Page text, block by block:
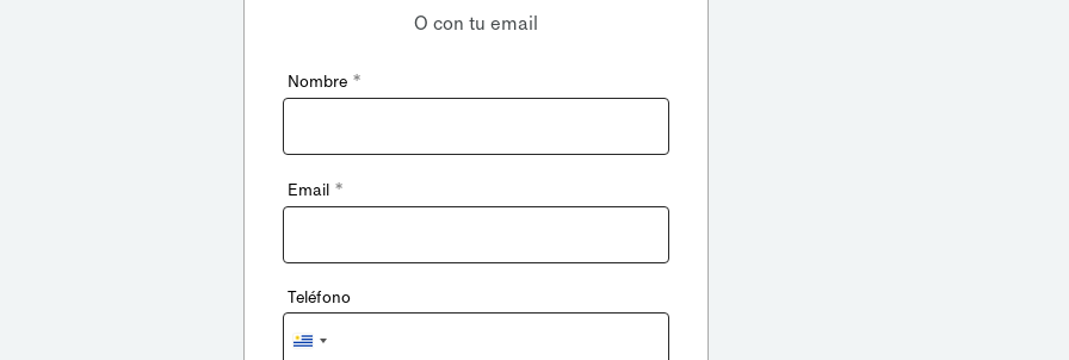
O con tu email
Nombre *
Email *
Teléfono
Uruguay